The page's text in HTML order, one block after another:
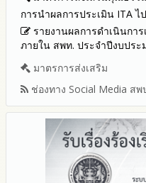
ACC Tak2
ข้อมูลสถิติการให้บริการ
การนำผลการประเมิน ITA
รายงานผลการดำเนินกา
ภายใน สพท. ประจำปีงบปร
มาตรการส่งเสริม
มาตรการเผยแพร่ข้อมูลต่อส
มาตรการส่งเสริมความโปร่
มาตราการจัดการเรื่องร้องเ
มาตรการป้องกันการรับสินบ
มาตรการป้องกันการขัดกัน
มาตรการตรวจสอบการใช้ดุ
ช่องทาง Social Media สพ
Q&A / ชมเชย / เสนอแนะ
Facebook เพจ สพป.ตาก 2
Youtube ช่อง สพป.ตาก เ
Youtube เรื่องเล่าข่าวตาก